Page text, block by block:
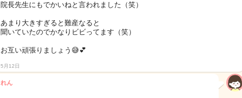
院長先生にもでかいねと言われました（笑）
あまり大きすぎると難産なると
聞いていたのでかなりビビってます（笑）
お互い頑張りましょう😅💕
5月12日
れん